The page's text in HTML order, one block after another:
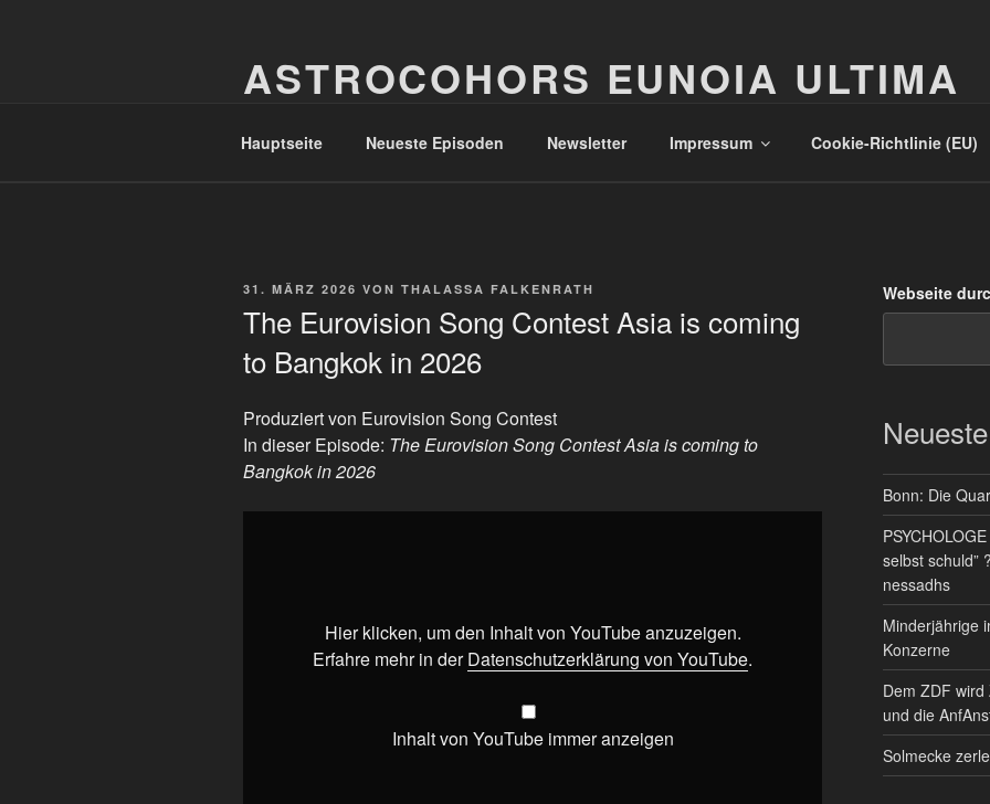
ASTROCOHORS EUNOIA ULTIMA
Hauptseite Neueste Episoden Newsletter Impressum Cookie-Richtlinie (EU)
VERÖFFENTLICHT
31. MÄRZ 2026 VON THALASSA FALKENRATH
The Eurovision Song Contest Asia is coming
to Bangkok in 2026
Produziert von Eurovision Song Contest
In dieser Episode: The Eurovision Song Contest Asia is coming to
Bangkok in 2026
Hier klicken, um den Inhalt von YouTube anzuzeigen.
Erfahre mehr in derDatenschutzerklärung von YouTube.
Inhalt von YouTube immer anzeigen
Webseite
Bonn: Die
selbst schuld”
nessadhs
Minderjährige
Konzerne
Dem ZDF
und die
Solmecke